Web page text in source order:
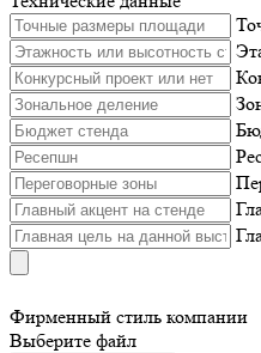
Фирменный стиль компании
Выберите файл